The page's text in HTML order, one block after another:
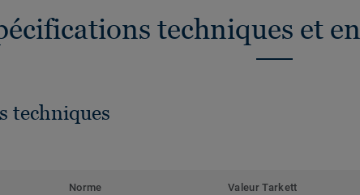
techniques et
techniques
Norme Valeur Tarkett